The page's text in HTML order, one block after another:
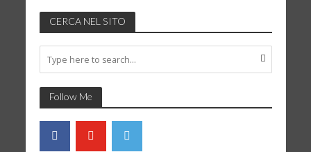
CERCA NEL SITO
Follow Me